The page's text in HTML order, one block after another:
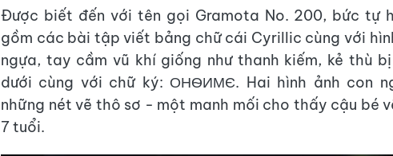
Được biết đến với tên gọi Gramota No. 200, bức tự
gồm các bài tập viết bảng chữ cái Cyrillic cùng với
ngựa, tay cầm vũ khí giống như thanh kiếm, kẻ thù
dưới cùng với chữ ký: ОНѲИМЄ. Hai hình ảnh con
những nét vẽ thô sơ - một manh mối cho thấy cậu bé
7 tuổi.